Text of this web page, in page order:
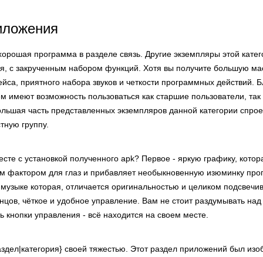
программа в разделе связь. Другие экземпляры этой
с закрученным набором функций. Хотя вы получите большую
приятного набора звуков и четкости программных действий.
имеют возможность пользоваться как старшие пользователи,
часть представленных экземпляров данной категории
группу.
с установкой полученного apk? Первое - яркую графику,
фактором для глаз и прибавляет необыкновенную изюминку
которая, отличается оригинальностью и целиком
чёткое и удобное управление. Вам не стоит раздумывать
кнопки управления - всё находится на своем месте.
своей тяжестью. Этот раздел приложений был